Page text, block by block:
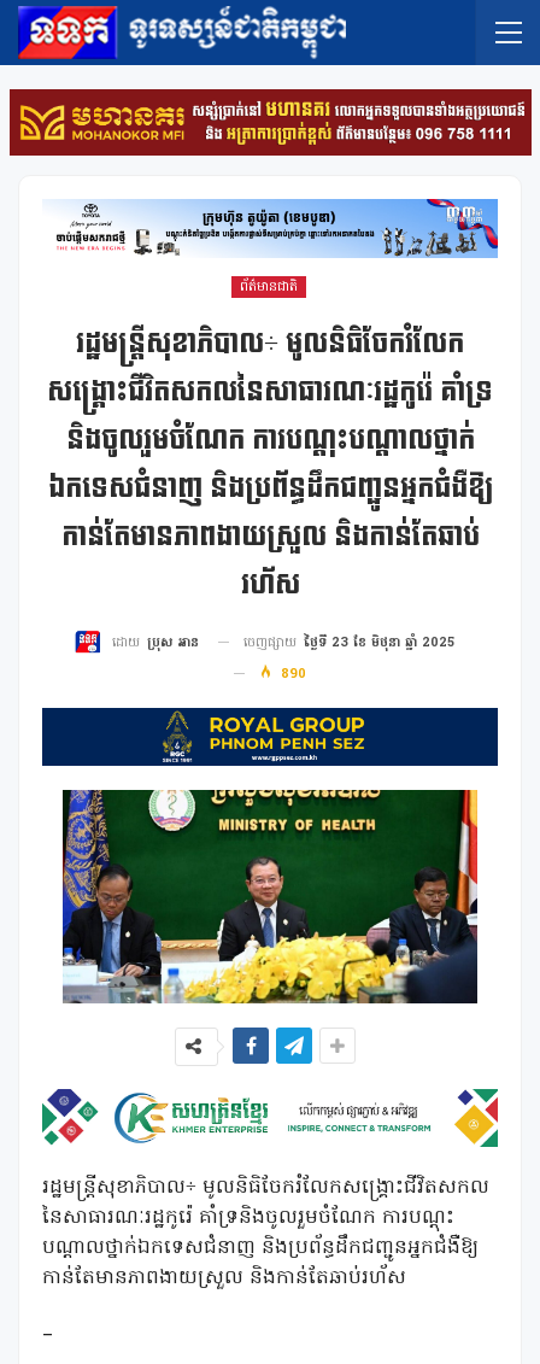
ព័ត៌មានជាតិ
រដ្ឋមន្ត្រីសុខាភិបាល÷ មូលនិធិចែករំលែក
សង្រ្គោះជីវិតសកលនៃសាធារណៈរដ្ឋកូរ៉េ គាំទ្រ
និងចូលរួមចំណែក ការបណ្តុះបណ្តាលថ្នាក់
ឯកទេសជំនាញ និងប្រព័ន្ធដឹកជញ្ជូនអ្នកជំងឺឱ្យ
កាន់តែមានភាពងាយស្រួល និងកាន់តែឆាប់
រហ័ស
ដោយ ប្រុស អាន ចេញផ្សាយ ថ្ងៃទី 23 ខែ មិថុនា ឆ្នាំ 2025
890
រដ្ឋមន្ត្រីសុខាភិបាល÷ មូលនិធិចែករំលែកសង្រ្គោះជីវិតសកល
នៃសាធារណៈរដ្ឋកូរ៉េ គាំទ្រនិងចូលរួមចំណែក ការបណ្តុះ
បណ្តាលថ្នាក់ឯកទេសជំនាញ និងប្រព័ន្ធដឹកជញ្ជូនអ្នកជំងឺឱ្យ
កាន់តែមានភាពងាយស្រួល និងកាន់តែឆាប់រហ័ស
_